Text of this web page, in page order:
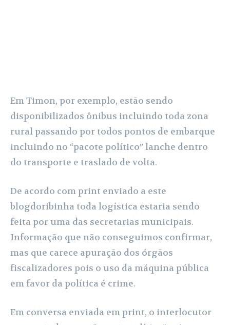
Em Timon, por exemplo, estão sendo
disponibilizados ônibus incluindo toda zona
rural passando por todos pontos de embarque
incluindo no “pacote político” lanche dentro
do transporte e traslado de volta.
De acordo com print enviado a este
blogdoribinha toda logística estaria sendo
feita por uma das secretarias municipais.
Informação que não conseguimos confirmar,
mas que carece apuração dos órgãos
fiscalizadores pois o uso da máquina pública
em favor da política é crime.
Em conversa enviada em print, o interlocutor